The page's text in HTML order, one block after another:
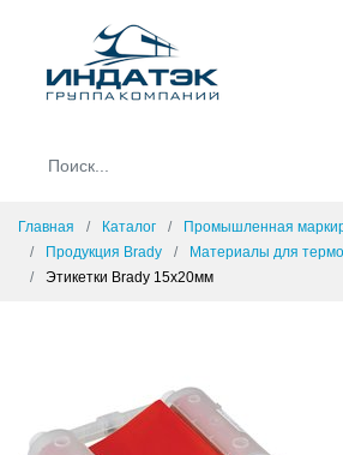
Главная Каталог
Промышленная
Продукция Brady
Материалы для
Этикетки Brady 15x20мм